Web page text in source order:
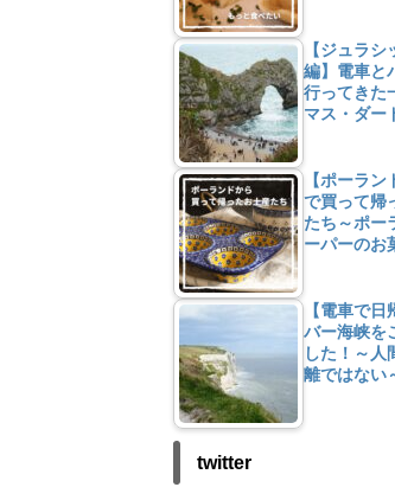
【ジュラ
編】電車と
行ってきた
マス・ダー
【ポーラ
で買って帰
たち～ポー
ーパーのお
【電車で
バー海峡を
した！～人
離ではない
twitter